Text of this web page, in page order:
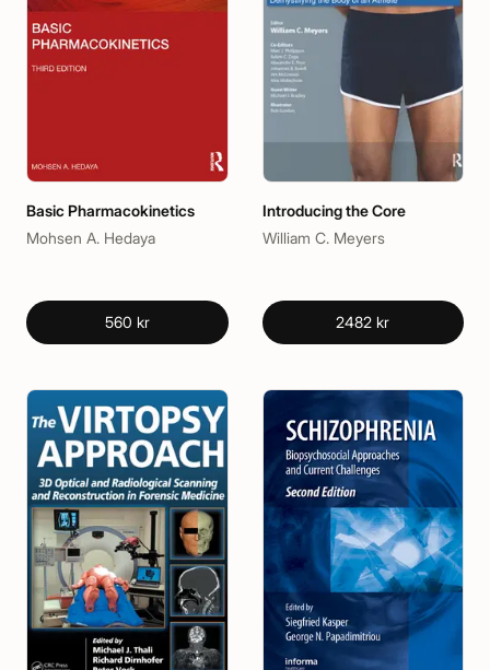
Basic Pharmacokinetics
Mohsen A. Hedaya
560 kr
Introducing the Core
William C. Meyers
2482 kr